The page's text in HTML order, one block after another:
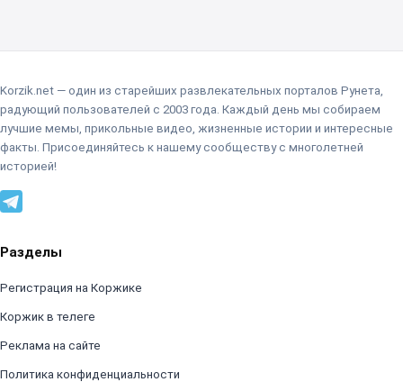
Korzik.net — один из старейших развлекательных порталов Рунета,
радующий пользователей с 2003 года. Каждый день мы собираем
лучшие мемы, прикольные видео, жизненные истории и интересные
факты. Присоединяйтесь к нашему сообществу с многолетней
историей!
Разделы
Регистрация на Коржике
Коржик в телеге
Реклама на сайте
Политика конфиденциальности